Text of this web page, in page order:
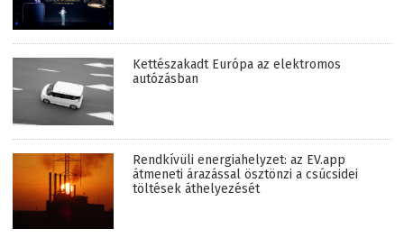
Kettészakadt Európa az elektromos
autózásban
Rendkívüli energiahelyzet: az EV.app
átmeneti árazással ösztönzi a csúcsidei
töltések áthelyezését